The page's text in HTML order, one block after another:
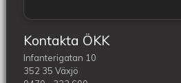
Kontakta ÖKK
Infanterigatan 10
352 35 Växjö